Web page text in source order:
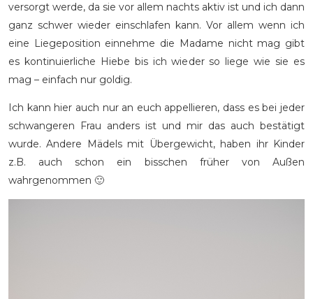
versorgt werde, da sie vor allem nachts aktiv ist und ich dann
ganz schwer wieder einschlafen kann. Vor allem wenn ich
eine Liegeposition einnehme die Madame nicht mag gibt
es kontinuierliche Hiebe bis ich wieder so liege wie sie es
mag – einfach nur goldig.
Ich kann hier auch nur an euch appellieren, dass es bei jeder
schwangeren Frau anders ist und mir das auch bestätigt
wurde. Andere Mädels mit Übergewicht, haben ihr Kinder
z.B. auch schon ein bisschen früher von Außen
wahrgenommen 🙂